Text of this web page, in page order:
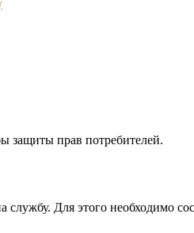
защиты прав потребителей.
Для этого необходимо